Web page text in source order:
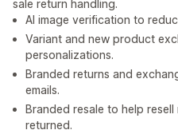
sale return handling.
AI image verification to
Variant and new product
personalizations.
Branded returns and
emails.
Branded resale to help
returned.